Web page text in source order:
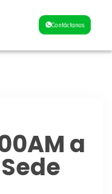
Contáctanos
a